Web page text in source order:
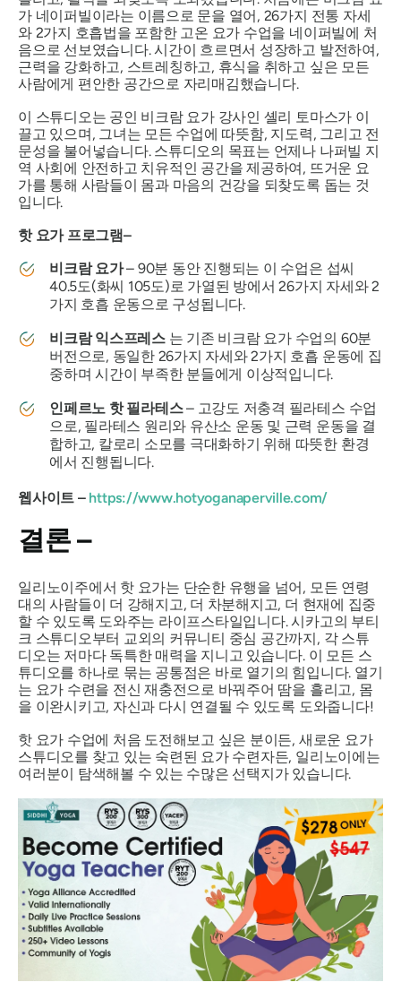
가 네이퍼빌이라는 이름으로 문을 열어, 26가지 전통 자세
와 2가지 호흡법을 포함한 고온 요가 수업을 네이퍼빌에 처
음으로 선보였습니다. 시간이 흐르면서 성장하고 발전하여,
근력을 강화하고, 스트레칭하고, 휴식을 취하고 싶은 모든
사람에게 편안한 공간으로 자리매김했습니다.
이 스튜디오는 공인 비크람 요가 강사인 셸리 토마스가 이
끌고 있으며, 그녀는 모든 수업에 따뜻함, 지도력, 그리고 전
문성을 불어넣습니다. 스튜디오의 목표는 언제나 나퍼빌 지
역 사회에 안전하고 치유적인 공간을 제공하여, 뜨거운 요
가를 통해 사람들이 몸과 마음의 건강을 되찾도록 돕는 것
입니다.
핫 요가 프로그램–
비크람 요가– 90분 동안 진행되는 이 수업은 섭씨
40.5도(화씨 105도)로 가열된 방에서 26가지 자세와 2
가지 호흡 운동으로 구성됩니다.
비크람 익스프레스는 기존 비크람 요가 수업의 60분
버전으로, 동일한 26가지 자세와 2가지 호흡 운동에 집
중하며 시간이 부족한 분들에게 이상적입니다.
인페르노 핫 필라테스– 고강도 저충격 필라테스 수업
으로, 필라테스 원리와 유산소 운동 및 근력 운동을 결
합하고, 칼로리 소모를 극대화하기 위해 따뜻한 환경
에서 진행됩니다.
웹사이트 – https://www.hotyoganaperville.com/
결론 –
일리노이주에서 핫 요가는 단순한 유행을 넘어, 모든 연령
대의 사람들이 더 강해지고, 더 차분해지고, 더 현재에 집중
할 수 있도록 도와주는 라이프스타일입니다. 시카고의 부티
크 스튜디오부터 교외의 커뮤니티 중심 공간까지, 각 스튜
디오는 저마다 독특한 매력을 지니고 있습니다. 이 모든 스
튜디오를 하나로 묶는 공통점은 바로 열기의 힘입니다. 열기
는 요가 수련을 전신 재충전으로 바꿔주어 땀을 흘리고, 몸
을 이완시키고, 자신과 다시 연결될 수 있도록 도와줍니다!
핫 요가 수업에 처음 도전해보고 싶은 분이든, 새로운 요가
스튜디오를 찾고 있는 숙련된 요가 수련자든, 일리노이에는
여러분이 탐색해볼 수 있는 수많은 선택지가 있습니다.